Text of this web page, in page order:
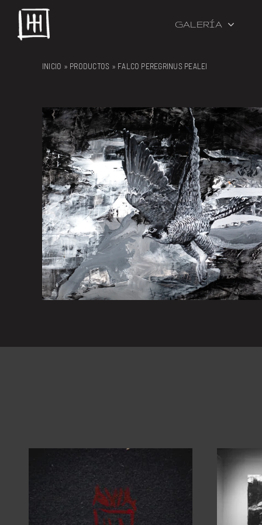
content
GALERÍA
INICIO » PRODUCTOS » FALCO PEREGRINUS PEALEI